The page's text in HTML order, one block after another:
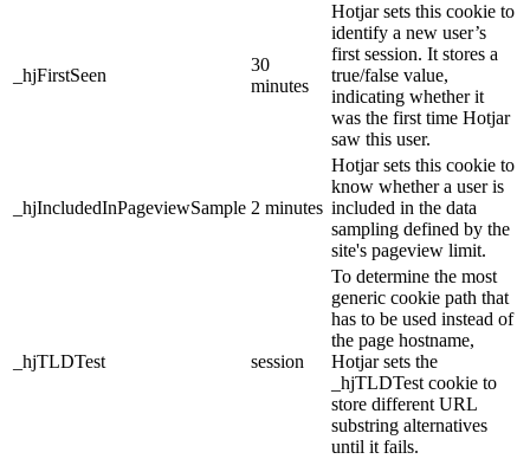
_hjFirstSeen
30
minutes
Hotjar sets this cookie to
identify a new user’s
first session. It stores a
true/false value,
indicating whether it
was the first time Hotjar
saw this user.
_hjIncludedInPageviewSample 2 minutes
Hotjar sets this cookie to
know whether a user is
included in the data
sampling defined by the
site's pageview limit.
_hjTLDTest session
To determine the most
generic cookie path that
has to be used instead of
the page hostname,
Hotjar sets the
_hjTLDTest cookie to
store different URL
substring alternatives
until it fails.